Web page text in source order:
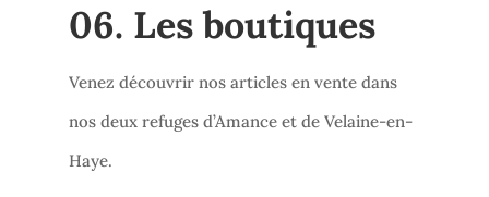
06. Les boutiques
Venez découvrir nos articles en vente dans
nos deux refuges d’Amance et de Velaine-en-
Haye.